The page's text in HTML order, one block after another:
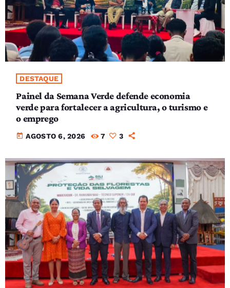
DESTAQUE
Painel da Semana Verde defende economia
verde para fortalecer a agricultura, o turismo e
o emprego
today AGOSTO 6, 2026 7 3